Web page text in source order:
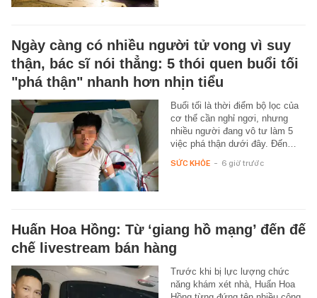
Ngày càng có nhiều người tử vong vì suy
thận, bác sĩ nói thẳng: 5 thói quen buổi tối
"phá thận" nhanh hơn nhịn tiểu
Buổi tối là thời điểm bộ lọc của
cơ thể cần nghỉ ngơi, nhưng
nhiều người đang vô tư làm 5
việc phá thận dưới đây. Đến…
SỨC KHỎE - 6 giờ trước
Huấn Hoa Hồng: Từ ‘giang hồ mạng’ đến đế
chế livestream bán hàng
Trước khi bị lực lượng chức
năng khám xét nhà, Huấn Hoa